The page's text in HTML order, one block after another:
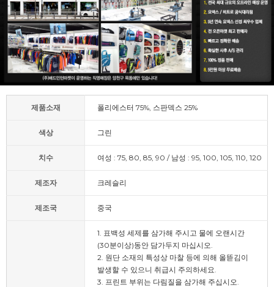
제품소재 폴리에스터 75%, 스판덱스 25%
색상 그린
치수 여성 : 75, 80, 85, 90 / 남성 : 95, 100, 105, 110, 120
제조자 크레슬리
제조국 중국
1. 표백성 세제를 삼가해 주시고 물에 오랜시간
(30분이상)동안 담가두지 마십시오.
2. 원단 소재의 특성상 마찰 등에 의해 올뜯김이
발생할 수 있으니 취급시 주의하세요.
3. 프린트 부위는 다림질을 삼가해 주십시오.